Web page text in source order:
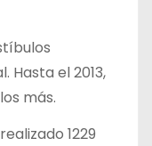
Hasta el 2013,
más.
1229